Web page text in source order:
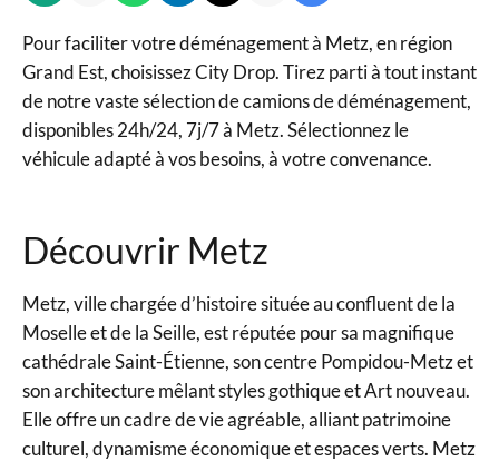
Pour faciliter votre déménagement à Metz, en région
Grand Est, choisissez City Drop. Tirez parti à tout instant
de notre vaste sélection de camions de déménagement,
disponibles 24h/24, 7j/7 à Metz. Sélectionnez le
véhicule adapté à vos besoins, à votre convenance.
Découvrir Metz
Metz, ville chargée d’histoire située au confluent de la
Moselle et de la Seille, est réputée pour sa magnifique
cathédrale Saint-Étienne, son centre Pompidou-Metz et
son architecture mêlant styles gothique et Art nouveau.
Elle offre un cadre de vie agréable, alliant patrimoine
culturel, dynamisme économique et espaces verts. Metz